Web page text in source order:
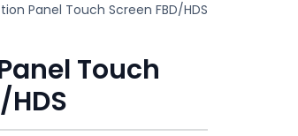
Panel Touch Screen FBD/HDS
Touch
HDS